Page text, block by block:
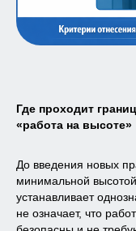
Где проходит
«работа на высоте»
До введения новых
минимальной
устанавливает
не означает, что